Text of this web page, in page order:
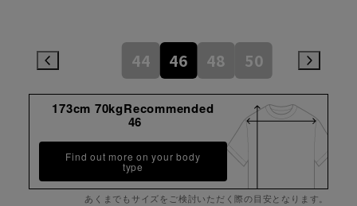
44 46 48 50
173cm 70kgRecommended
46
Find out more on your body
type
あくまでもサイズをご検討いただく際の目安となります。